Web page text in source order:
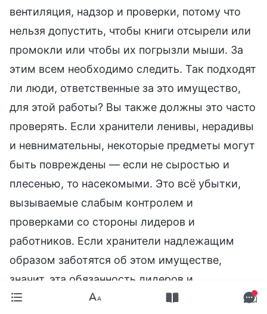
вентиляция, надзор и проверки, потому что
нельзя допустить, чтобы книги отсырели или
промокли или чтобы их погрызли мыши. За
этим всем необходимо следить. Так подходят
ли люди, ответственные за это имущество,
для этой работы? Вы также должны это часто
проверять. Если хранители ленивы, нерадивы
и невнимательны, некоторые предметы могут
быть повреждены — если не сыростью и
плесенью, то насекомыми. Это всё убытки,
вызываемые слабым контролем и
проверками со стороны лидеров и
работников. Если хранители надлежащим
образом заботятся об этом имуществе,
значит, эта обязанность лидеров и
работников выполнена. Неважно, большие